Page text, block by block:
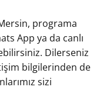
programa
App ya da canlı
Dilerseniz
bilgilerinden de
sizi